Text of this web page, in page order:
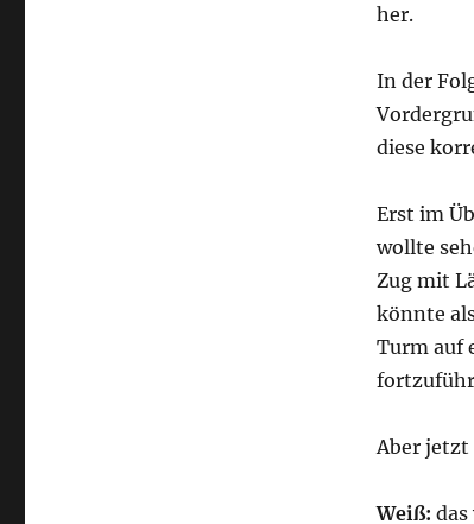
her.
In der
diese
Erst im
wollte
Zug mit
könnte
Turm auf
Aber jetzt
Weiß: das